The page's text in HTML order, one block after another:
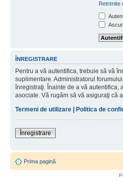
Retrimite
ÎNREGISTRARE
Pentru a vă autentifica, trebuie să vă
suplimentare. Administratorul
înregistraţi. Înainte de a vă autentifica,
asociate. Vă rugăm să vă asiguraţi că
Termeni de utilizare | Politica de
Înregistrare
Prima pagină